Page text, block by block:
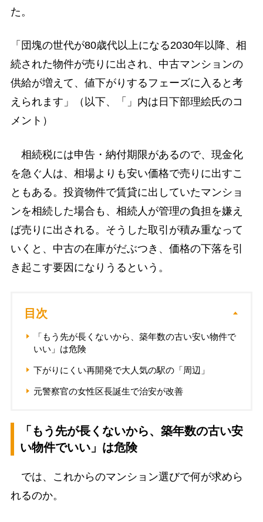
た。
「団塊の世代が80歳代以上になる2030年以降、相
続された物件が売りに出され、中古マンションの
供給が増えて、値下がりするフェーズに入ると考
えられます」（以下、「」内は日下部理絵氏のコ
メント）
相続税には申告・納付期限があるので、現金化
を急ぐ人は、相場よりも安い価格で売りに出すこ
ともある。投資物件で賃貸に出していたマンショ
ンを相続した場合も、相続人が管理の負担を嫌え
ば売りに出される。そうした取引が積み重なって
いくと、中古の在庫がだぶつき、価格の下落を引
き起こす要因になりうるという。
目次
「もう先が長くないから、築年数の古い安い物件で
いい」は危険
下がりにくい再開発で大人気の駅の「周辺」
元警察官の女性区長誕生で治安が改善
「もう先が長くないから、築年数の古い安
い物件でいい」は危険
では、これからのマンション選びで何が求めら
れるのか。